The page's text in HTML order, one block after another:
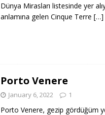
Dünya Mirasları listesinde yer
anlamına gelen Cinque Terre […]
Porto Venere
January 6, 2022 1
Porto Venere, gezip gördüğüm